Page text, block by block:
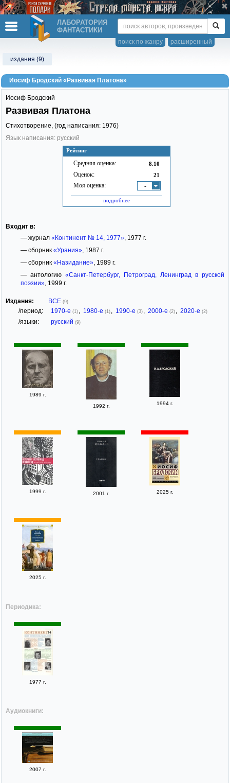
ЛАБОРАТОРИЯ
ФАНТАСТИКИ
расширенный
поиск по жанру
издания (9)
Иосиф Бродский «Развивая Платона»
Рейтинг
Средняя оценка: 8.10
Оценок: 21
Моя оценка: -
подробнее
Иосиф Бродский
Развивая Платона
Стихотворение, (год написания: 1976)
Язык написания: русский
Входит в:
— журнал «Континент № 14, 1977», 1977 г.
— сборник «Урания», 1987 г.
— сборник «Назидание», 1989 г.
— антологию «Санкт-Петербург, Петроград, Ленинград в русской
поэзии», 1999 г.
Издания: ВСЕ (9)
/период: 1970-е (1) 1980-е (1) 1990-е (3) 2000-е (2) 2020-е (2)
/языки: русский (9)
1989 г.
1992 г.
1994 г.
1999 г. 2001 г. 2025 г.
2025 г.
Периодика:
1977 г.
Аудиокниги:
2007 г.